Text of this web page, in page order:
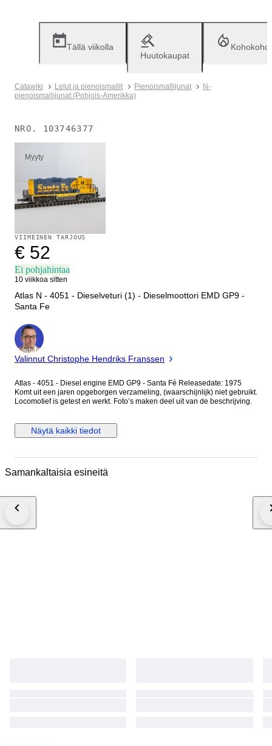
Tällä viikolla
Huutokaupat
Catawiki Lelut ja pienoismallit Pienoismallijunat
N-
pienoismallijunat (Pohjois-Amerikka)
NRO. 103746377
Myyty
VIIMEINEN TARJOUS
€ 52
Ei pohjahintaa
10 viikkoa sitten
Atlas N - 4051 - Dieselveturi (1) - Dieselmoottori EMD GP9 -
Santa Fe
asiantuntija
Valinnut Christophe Hendriks Franssen
Atlas - 4051 - Diesel engine EMD GP9 - Santa Fé Releasedate: 1975
Komt uit een jaren opgeborgen verzameling, (waarschijnlijk) niet gebruikt.
Locomotief is getest en werkt. Foto’s maken deel uit van de beschrijving.
Näytä kaikki tiedot
Samankaltaisia esineitä